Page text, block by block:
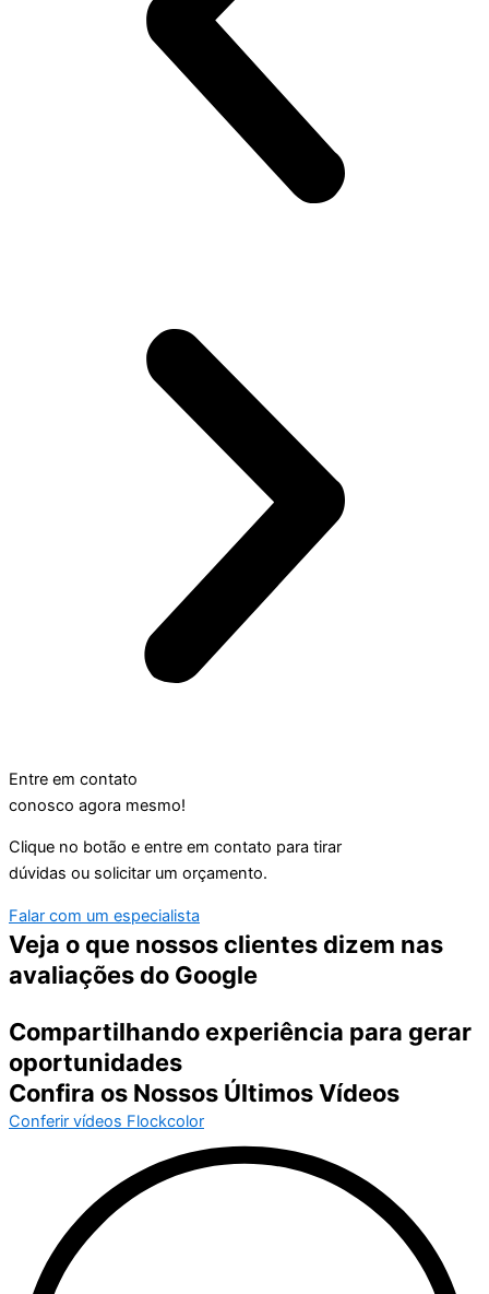
Entre em contato
conosco agora mesmo!
Clique no botão e entre em contato para tirar
dúvidas ou solicitar um orçamento.
Falar com um especialista
Veja o que nossos clientes dizem nas
avaliações do Google
Compartilhando experiência para gerar
oportunidades
Confira os Nossos Últimos Vídeos
Conferir vídeos Flockcolor